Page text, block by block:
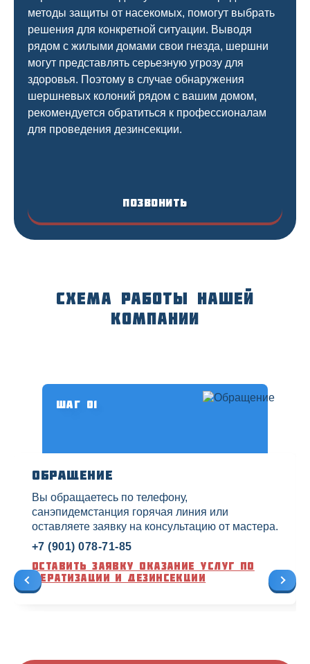
методы защиты от насекомых, помогут выбрать
решения для конкретной ситуации. Выводя
рядом с жилыми домами свои гнезда, шершни
могут представлять серьезную угрозу для
здоровья. Поэтому в случае обнаружения
шершневых колоний рядом с вашим домом,
рекомендуется обратиться к профессионалам
для проведения дезинсекции.
Позвонить
Схема работы нашей
компании
Шаг 01
Обращение
Вы обращаетесь по телефону,
санэпидемстанция горячая линия или
оставляете заявку на консультацию от мастера.
+7 (901) 078-71-85
Оставить заявку оказание услуг по
дератизации и дезинсекции